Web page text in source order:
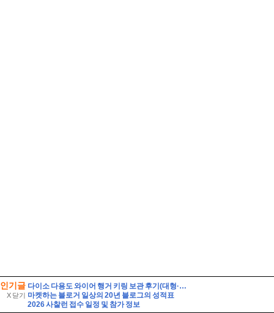
인기글
X 닫기
다이소 다용도 와이어 행거 키링 보관 후기(대형·소형 비교)
마켓하는 블로거 일상의 20년 블로그의 성적표
2026 사찰런 접수 일정 및 참가 정보